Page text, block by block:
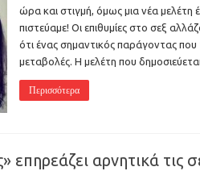
ώρα και στιγμή, όμως μια νέα μελέτη
πιστεύαμε! Οι επιθυμίες στο σεξ
ότι ένας σημαντικός παράγοντας που
μεταβολές. Η μελέτη που
Περισσότερα
αρνητικά τις